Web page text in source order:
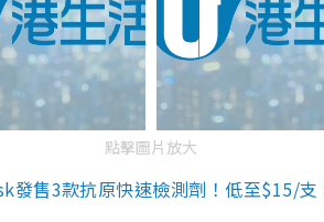
點擊圖片放大
發售3款抗原快速檢測劑！低至$15/